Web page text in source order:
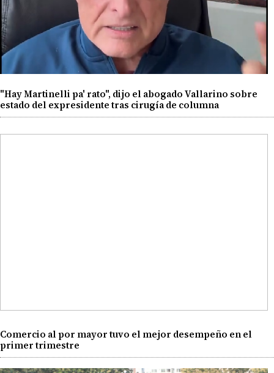
"Hay Martinelli pa' rato", dijo el abogado Vallarino sobre
estado del expresidente tras cirugía de columna
Comercio al por mayor tuvo el mejor desempeño en el
primer trimestre